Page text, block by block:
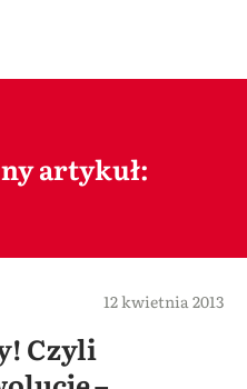
artykuł:
12 kwietnia 2013
Czyli